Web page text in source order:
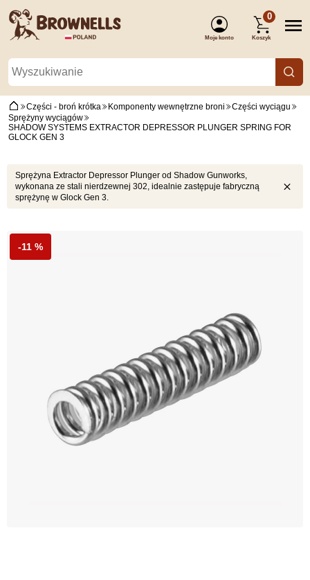
Moje konto
0
Koszyk
Części - broń krótka Komponenty wewnętrzne broni
Części wyciągu
Sprężyny wyciągów
SHADOW SYSTEMS EXTRACTOR DEPRESSOR PLUNGER SPRING FOR
GLOCK GEN 3
Sprężyna Extractor Depressor Plunger od Shadow Gunworks,
wykonana ze stali nierdzewnej 302, idealnie zastępuje fabryczną
sprężynę w Glock Gen 3.
-11 %